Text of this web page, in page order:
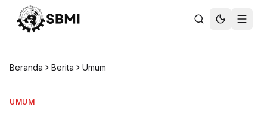
Beranda Berita Umum
UMUM